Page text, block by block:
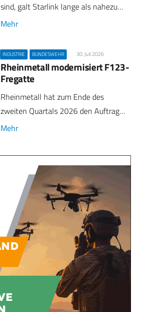
sind, galt Starlink lange als nahezu…
Mehr
INDUSTRIE BUNDESWEHR 30. Juli 2026
Rheinmetall modernisiert F123-
Fregatte
Rheinmetall hat zum Ende des
zweiten Quartals 2026 den Auftrag…
Mehr